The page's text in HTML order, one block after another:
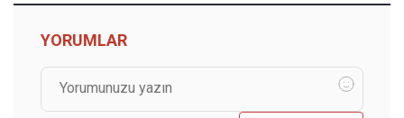
YORUMLAR